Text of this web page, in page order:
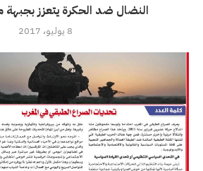
النضال ضد الحكرة يتعزز بجبهة
8 يوليو، 2017